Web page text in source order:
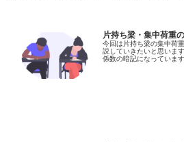
片持ち梁・集中荷重
今回は片持ち梁の集中荷
説していきたいと思いま
係数の暗記になっていま